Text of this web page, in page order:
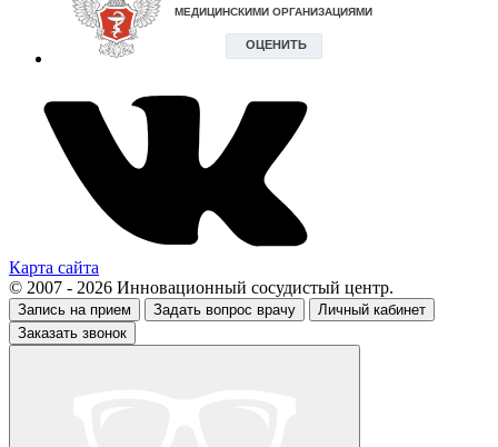
Карта сайта
© 2007 - 2026 Инновационный сосудистый центр.
Запись на прием Задать вопрос врачу
Личный кабинет
Заказать звонок